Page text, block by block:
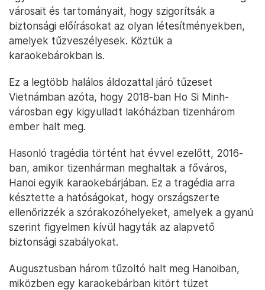
városait és tartományait, hogy szigorítsák a
biztonsági előírásokat az olyan létesítményekben,
amelyek tűzveszélyesek. Köztük a
karaokebárokban is.
Ez a legtöbb halálos áldozattal járó tűzeset
Vietnámban azóta, hogy 2018-ban Ho Si Minh-
városban egy kigyulladt lakóházban tizenhárom
ember halt meg.
Hasonló tragédia történt hat évvel ezelőtt, 2016-
ban, amikor tizenhárman meghaltak a főváros,
Hanoi egyik karaokebárjában. Ez a tragédia arra
késztette a hatóságokat, hogy országszerte
ellenőrizzék a szórakozóhelyeket, amelyek a gyanú
szerint figyelmen kívül hagyták az alapvető
biztonsági szabályokat.
Augusztusban három tűzoltó halt meg Hanoiban,
miközben egy karaokebárban kitört tüzet